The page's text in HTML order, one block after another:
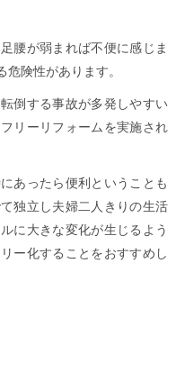
腰が弱まれば不便に感じま
険性があります。
倒する事故が多発しやすい
リーリフォームを実施され
あったら便利ということも
独立し夫婦二人きりの生活
に大きな変化が生じるよう
ー化することをおすすめし